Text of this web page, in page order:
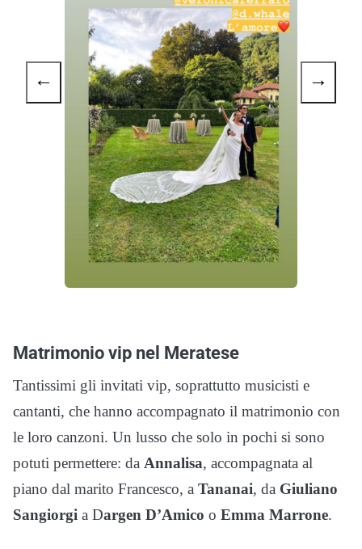
← →
Matrimonio vip nel Meratese
Tantissimi gli invitati vip, soprattutto musicisti e
cantanti, che hanno accompagnato il matrimonio con
le loro canzoni. Un lusso che solo in pochi si sono
potuti permettere: da Annalisa, accompagnata al
piano dal marito Francesco, a Tananai, da Giuliano
Sangiorgi a Dargen D’Amico o Emma Marrone.